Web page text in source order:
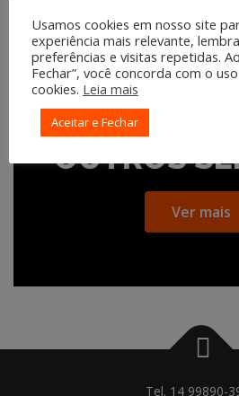
OUTROS
Ver mais
Tel. 14 99890-
Usamos cookies em nosso site
experiência mais relevante,
preferências e visitas repetidas.
Fechar”, você concorda com o
cookies. Leia mais
Aceitar e Fechar